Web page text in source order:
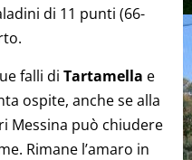
di 11 punti (66-
falli di Tartamella e
ospite, anche se alla
Messina può chiudere
Rimane l’amaro in